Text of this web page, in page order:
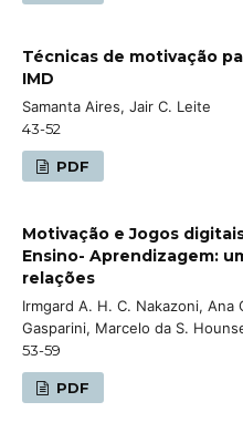
Técnicas de motivação
IMD
Samanta Aires, Jair C. Leite
43-52
PDF
Motivação e Jogos
Ensino- Aprendizagem:
relações
Irmgard A. H. C. Nakazoni, Ana
Gasparini, Marcelo da S.
53-59
PDF